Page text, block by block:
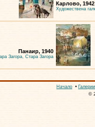
Карлово, 1942
Художествена
Панаир, 1940
Загора, Стара Загора
Начало • Галерии
©